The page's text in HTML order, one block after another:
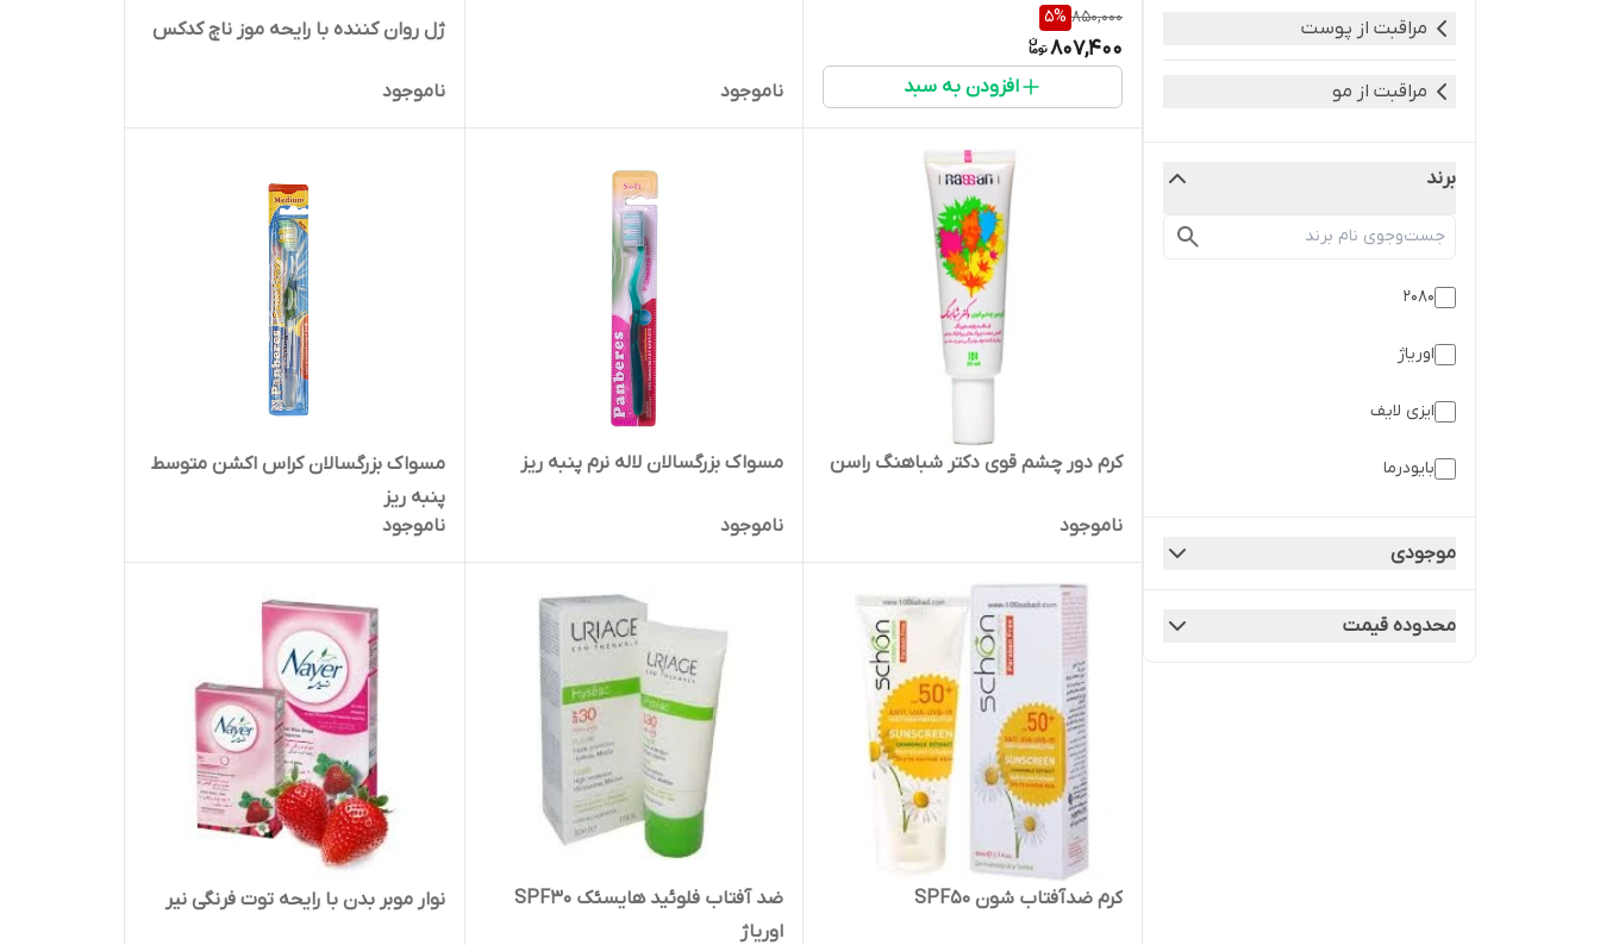
مراقبت از پوست
مراقبت از مو
برند
2080
اوریاژ
ایزی لایف
بایودرما
راسن
موجودی
محدوده قیمت
850,000
5%
807,400
افزودن به سبد ناموجود
ژل روان کننده با رایحه موز ناچ کدکس
ناموجود
کرم دور چشم قوی دکتر شباهنگ راسن
ناموجود
مسواک بزرگسالان لاله نرم پنبه ریز
ناموجود
مسواک بزرگسالان کراس اکشن متوسط
پنبه ریز
ناموجود
کرم ضدآفتاب شون SPF50
ضد آفتاب فلوئید هایسئک SPF30
اوریاژ
نوار موبر بدن با رایحه توت فرنگی نیر